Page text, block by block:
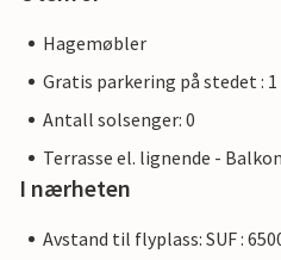
Hagemøbler
Gratis parkering på stedet :
Antall solsenger: 0
Terrasse el. lignende -
I nærheten
Avstand til flyplass: SUF :